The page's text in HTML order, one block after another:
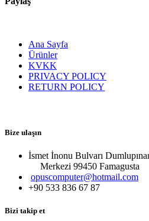
Ana Sayfa
Ürünler
KVKK
PRIVACY POLICY
RETURN POLICY
Bize ulaşın
İsmet İnonu Bulvarı
Merkezi 99450 Famagust​a
opuscomputer@hotmail.com
+90 533 836 67 87
Bizi takip et